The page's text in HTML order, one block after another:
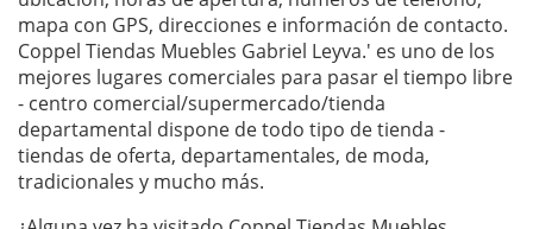
mapa con GPS, direcciones e información de contacto.
Coppel Tiendas Muebles Gabriel Leyva.' es uno de los
mejores lugares comerciales para pasar el tiempo libre
- centro comercial/supermercado/tienda
departamental dispone de todo tipo de tienda -
tiendas de oferta, departamentales, de moda,
tradicionales y mucho más.